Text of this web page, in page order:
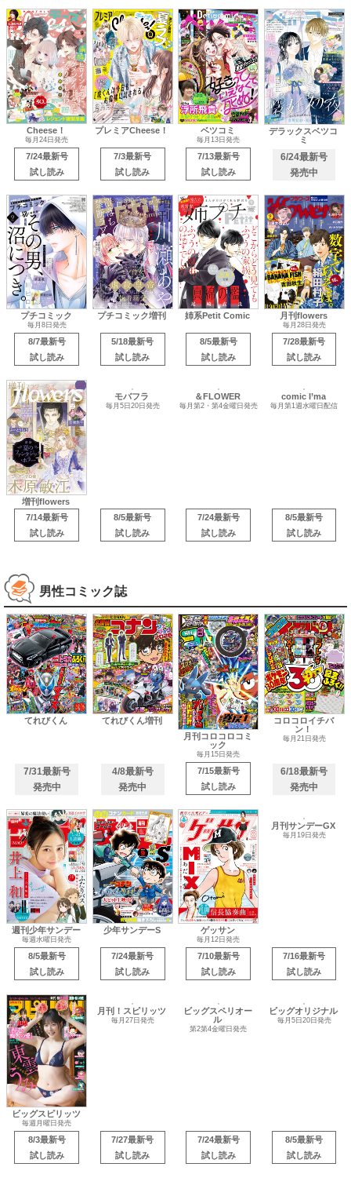
Cheese！
毎月24日発売
7/24最新号
試し読み
プレミアCheese！
7/3最新号
試し読み
ベツコミ
毎月13日発売
7/13最新号
試し読み
デラックスベツコ
ミ
6/24最新号
発売中
プチコミック
毎月8日発売
8/7最新号
試し読み
プチコミック増刊
5/18最新号
試し読み
姉系Petit Comic
8/5最新号
試し読み
月刊flowers
毎月28日発売
7/28最新号
試し読み
増刊flowers
7/14最新号
モバフラ
毎月5日20日発売
8/5最新号
＆FLOWER
毎月第2・第4金曜日発売
7/24最新号
毎月第1週水曜日配信
8/5最新号
男性コミック誌
7/31最新号
発売中
4/8最新号
発売中
月刊コロコロコミ
ック
毎月15日発売
7/15最新号
コロコロイチバ
6/18最新号
週刊少年サンデー
毎週水曜日発売
8/5最新号
試し読み
少年サンデーS
7/24最新号
ゲッサン
毎月12日発売
7/10最新号
月刊サンデーGX
毎月19日発売
7/16最新号
ビッグスピリッツ
毎週月曜日発売
月刊！スピリッツ
毎月27日発売
ビッグスペリオー
ル
第2第4金曜日発売
ビッグオリジナル
毎月5日20日発売